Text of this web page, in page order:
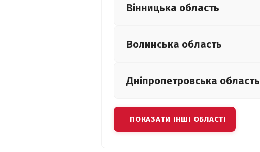
Вінницька область
Волинська область
Дніпропетровська область
ПОКАЗАТИ ІНШІ ОБЛАСТІ